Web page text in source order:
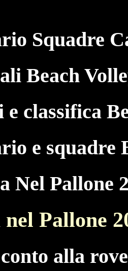
Squadre
Beach
classifica
e squadre
Nel Pallone
nel Pallone
alla